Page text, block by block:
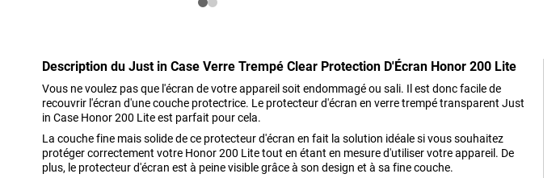
Description du Just in Case Verre Trempé Clear Protection D'Écran Honor 200 Lite
Vous ne voulez pas que l'écran de votre appareil soit endommagé ou sali. Il est donc facile de
recouvrir l'écran d'une couche protectrice. Le protecteur d'écran en verre trempé transparent Just
in Case Honor 200 Lite est parfait pour cela.
La couche fine mais solide de ce protecteur d'écran en fait la solution idéale si vous souhaitez
protéger correctement votre Honor 200 Lite tout en étant en mesure d'utiliser votre appareil. De
plus, le protecteur d'écran est à peine visible grâce à son design et à sa fine couche.